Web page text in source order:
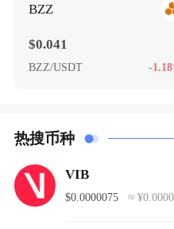
BZZ
$0.041
BZZ/USDT -
热搜币种
VIB
$0.0000075 ≈